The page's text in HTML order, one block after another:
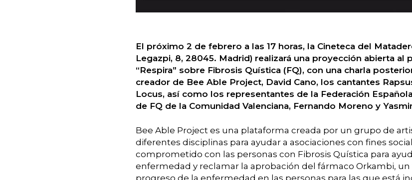
El próximo 2 de febrero a las 17 horas, la Cineteca del
Legazpi, 8, 28045. Madrid) realizará una proyección abierta al
“Respira” sobre Fibrosis Quística (FQ), con una charla
creador de Bee Able Project, David Cano, los cantantes
Locus, así como los representantes de la Federación
de FQ de la Comunidad Valenciana, Fernando Moreno y
Bee Able Project es una plataforma creada por un grupo de
diferentes disciplinas para ayudar a asociaciones con fines
comprometido con las personas con Fibrosis Quística para
enfermedad y reclamar la aprobación del fármaco Orkambi,